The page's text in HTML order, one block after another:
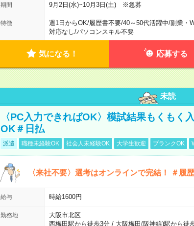
期間 9月2日(水)~10月3日(土) ※急募
特徴 週1日からOK/履歴書不要/40～50代活躍中/副業・
対応なし/パソコンスキル不要
気になる！ 応募する
未読
〈PC入力できればOK〉模試結果もくもく
OK＃日払
派遣 職種未経験OK 社会人未経験OK 大学生歓迎 ブランクOK
〈来社不要〉選考はオンラインで完結！ ＃履
給与 時給1600円
勤務地
大阪市北区
西梅田駅から徒歩3分/ 大阪梅田(阪神線)駅から徒